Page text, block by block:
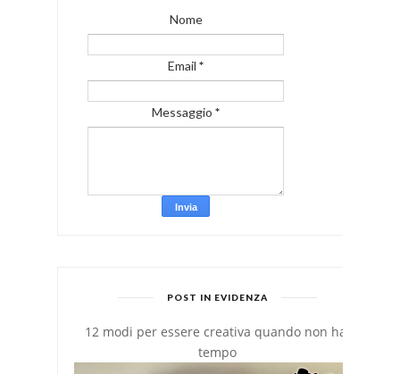
Nome
Email *
Messaggio *
POST IN EVIDENZA
12 modi per essere creativa quando non hai
tempo